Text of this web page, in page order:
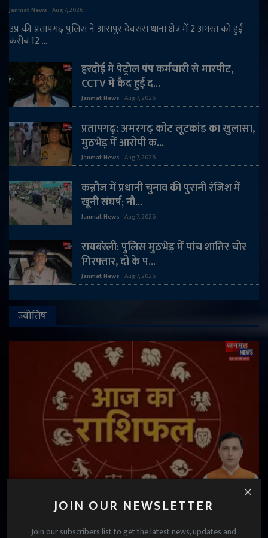
JOIN OUR NEWSLETTER
Join our subscribers list to get the latest news, updates and
Janmat News Aug 7, 2026
उप्र की प्रतापगढ़ पुलिस ने आसपुर देवसरा थाना क्षेत्र में 2 अगस्त को हुई
करीब 12 ...
हरदोई में पेट्रोल पंप कर्मचारी से मारपीट,
CCTV में कैद हुई द...
Janmat News Aug 7, 2026
प्रतापगढ़: अमरगढ़ कोट लूटकांड का खुलासा,
मुठभेड़ में आरोपी क...
Janmat News Aug 7, 2026
कन्नौज में प्रधानी चुनाव की पुरानी रंजिश में
खूनी संघर्ष; नौ...
Janmat News Aug 7, 2026
रायबरेली: पुलिस मुठभेड़ में पांच शातिर चोर
गिरफ्तार, दो के प...
Janmat News Aug 7, 2026
ज्योतिष
Aaj Ka Rashifal 7 Aug 2026: इन 5 राशि वालों का भाग्य
रहेगा मजबूत, सारे अटके...